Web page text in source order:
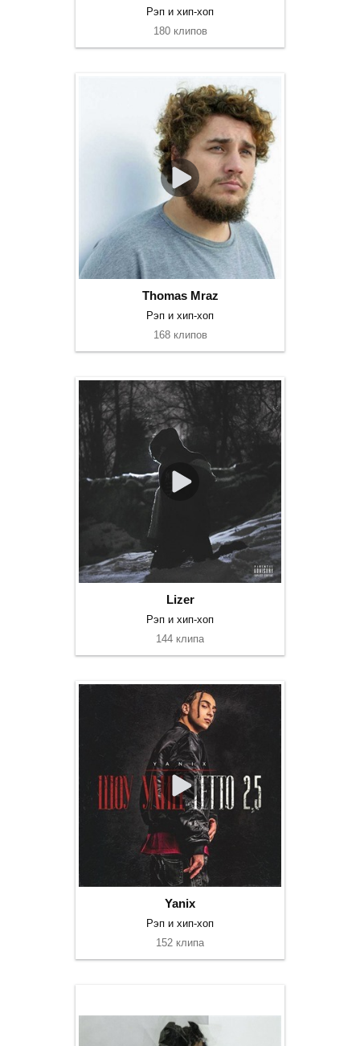
Рэп и хип-хоп
180 клипов
Thomas Mraz
Рэп и хип-хоп
168 клипов
Lizer
Рэп и хип-хоп
144 клипа
Yanix
Рэп и хип-хоп
152 клипа